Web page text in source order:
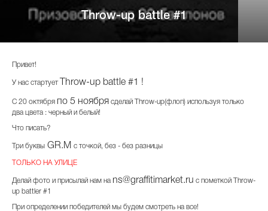
Throw-up battle #1
Привет!
У нас стартует Throw-up battle #1 !
С 20 октября по 5 ноября сделай Throw-up(флоп) используя только
два цвета : черный и белый!
Что писать?
Три буквы GR.M с точкой, без - без разницы
ТОЛЬКО НА УЛИЦЕ
Делай фото и присылай нам на ns@graffitimarket.ru с пометкой Throw-
up battler #1
При определении победителей мы будем смотреть на все!